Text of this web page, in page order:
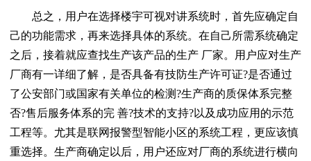
总之，用户在选择楼宇可视对讲系统时，首先应确定自
己的功能需求，再来选择具体的系统。在自己所需系统确定
之后，接着就应查找生产该产品的生产 厂家。用户应对生产
厂商有一详细了解，是否具备有技防生产许可证?是否通过
了公安部门或国家有关单位的检测?生产商的质保体系完整
否?售后服务体系的完 善?技术的支持?以及成功应用的示范
工程等。尤其是联网报警型智能小区的系统工程，更应该慎
重选择。生产商确定以后，用户还应对厂商的系统进行横向